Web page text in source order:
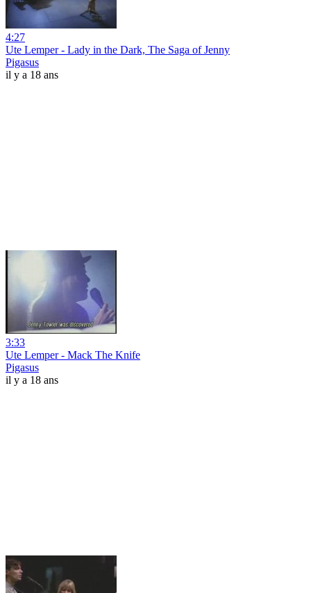
4:27
Ute Lemper - Lady in the Dark, The Saga of Jenny
Pigasus
il y a 18 ans
3:33
Ute Lemper - Mack The Knife
Pigasus
il y a 18 ans